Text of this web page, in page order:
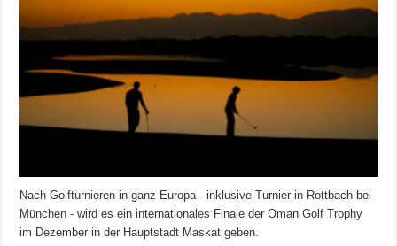
Nach Golfturnieren in ganz Europa - inklusive Turnier in Rottbach bei
München - wird es ein internationales Finale der Oman Golf Trophy
im Dezember in der Hauptstadt Maskat geben.